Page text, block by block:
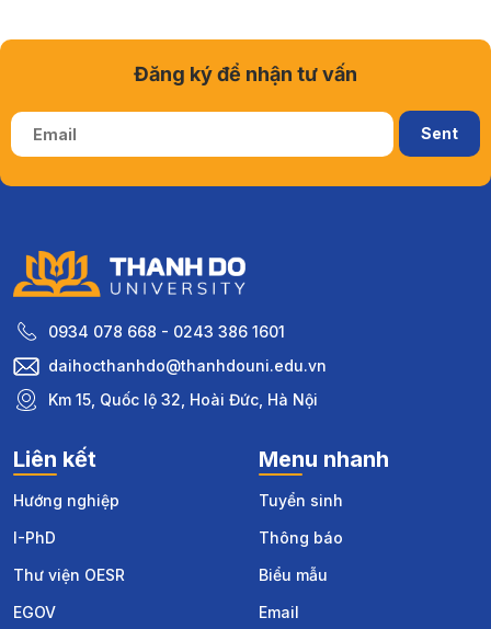
0934 078 668 - 0243 386 1601
daihocthanhdo@thanhdouni.edu.vn
Km 15, Quốc lộ 32, Hoài Đức, Hà Nội
Liên kết
Hướng nghiệp
I-PhD
Thư viện OESR
EGOV
Menu nhanh
Tuyển sinh
Thông báo
Biểu mẫu
Email
Đăng ký để nhận tư vấn